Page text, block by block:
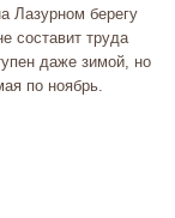
Лазурном берегу
составит труда
даже зимой, но
по ноябрь.